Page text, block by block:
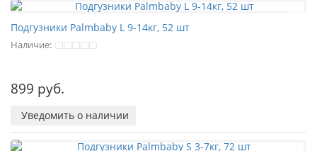
Подгузники Palmbaby L 9-14кг, 52 шт
Наличие:
899 руб.
Уведомить о наличии